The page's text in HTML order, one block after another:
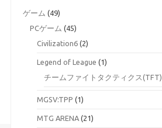
ゲーム (49)
PCゲーム (45)
Civilization6 (2)
Legend of League (1)
チームファイトタクティクス(TFT)
MGSV:TPP (1)
MTG ARENA (21)